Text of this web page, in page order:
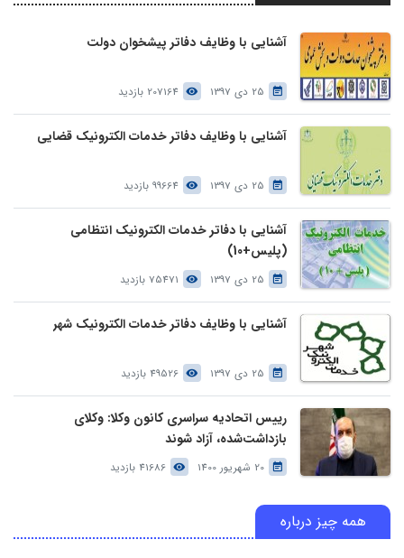
آشنایی با وظایف دفاتر پیشخوان دولت
25 دی 1397 207164 بازدید
آشنایی با وظایف دفاتر خدمات الکترونیک قضایی
25 دی 1397 99664 بازدید
آشنایی با دفاتر خدمات الکترونیک انتظامی
(پلیس+10)
25 دی 1397 75471 بازدید
آشنایی با وظایف دفاتر خدمات الکترونیک شهر
25 دی 1397 49526 بازدید
رییس اتحادیه سراسری کانون وکلا: وکلای
بازداشت‌شده، آزاد شوند
20 شهریور 1400 41686 بازدید
همه چیز درباره